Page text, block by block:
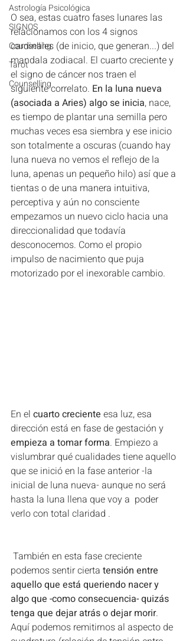
Astrología Psicológica
SIGNOS
Counselling
Tarot
Counselling
O sea, estas cuatro fases lunares las
relacionamos con los 4 signos
cardinales (de inicio, que generan...) del
mandala zodiacal. El cuarto creciente y
el signo de cáncer nos traen el
siguiente correlato. En la luna nueva
(asociada a Aries) algo se inicia, nace,
es tiempo de plantar una semilla pero
muchas veces esa siembra y ese inicio
son totalmente a oscuras (cuando hay
luna nueva no vemos el reflejo de la
luna, apenas un pequeño hilo) así que a
tientas o de una manera intuitiva,
perceptiva y aún no consciente
empezamos un nuevo ciclo hacia una
direccionalidad que todavía
desconocemos. Como el propio
impulso de nacimiento que puja
motorizado por el inexorable cambio.
En el cuarto creciente esa luz, esa
dirección está en fase de gestación y
empieza a tomar forma. Empiezo a
vislumbrar qué cualidades tiene aquello
que se inició en la fase anterior -la
inicial de luna nueva- aunque no será
hasta la luna llena que voy a  poder
verlo con total claridad .
podemos sentir cierta tensión entre
aquello que está queriendo nacer y
algo que -como consecuencia- quizás
tenga que dejar atrás o dejar morir.
Aquí podemos remitirnos al aspecto de